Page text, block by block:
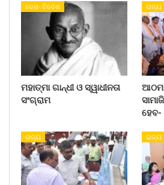
ଦେଶ- ବିଦେଶ
ମହାତ୍ମା ଗାନ୍ଧୀ ଓ ସ୍ୱାଧୀନତା
ସଂଗ୍ରାମ
ରାଜ୍ୟ
ହେବ-
ରାଜ୍ୟ ରାଜ୍ୟ